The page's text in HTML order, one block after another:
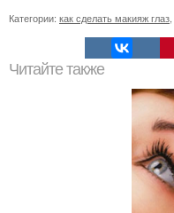
Категории: как сделать макияж глаз
Читайте также